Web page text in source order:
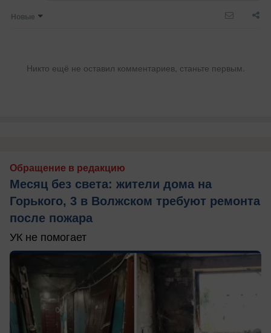
Новые
Никто ещё не оставил комментариев, станьте первым.
Обращение в редакцию
Месяц без света: жители дома на
Горького, 3 в Волжском требуют ремонта
после пожара
УК не помогает